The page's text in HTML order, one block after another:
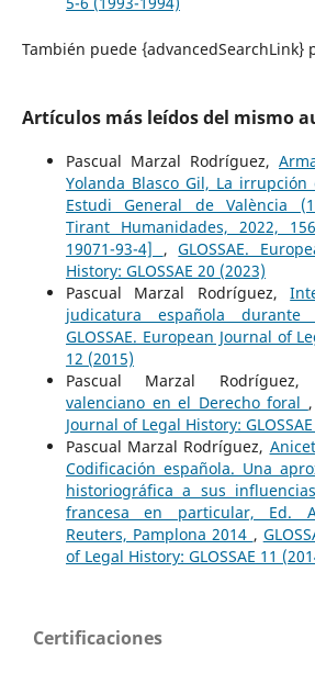
También puede {advancedSearchLink}
Artículos más leídos del mismo
Pascual Marzal Rodríguez,
Yolanda Blasco Gil, La
Estudi General de València
Tirant Humanidades, 2022,
19071-93-4] ,GLOSSAE.
History: GLOSSAE 20 (2023)
Pascual Marzal Rodríguez,
judicatura española
GLOSSAE. European Journal of
12 (2015)
Pascual Marzal Rodríguez,
valenciano en el Derecho foral
Journal of Legal History:
Pascual Marzal Rodríguez,
Codificación española. Una
historiográfica a sus
francesa en particular, Ed.
Reuters, Pamplona 2014 ,
of Legal History: GLOSSAE 11
Certificaciones